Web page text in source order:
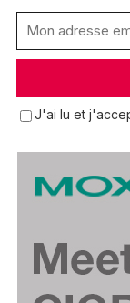
J'ai lu et